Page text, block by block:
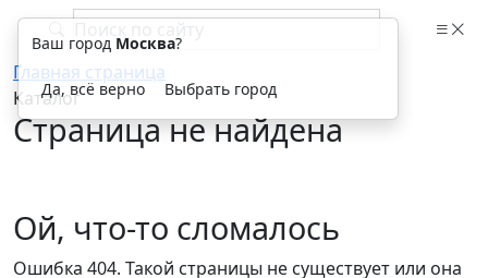
Главная страница
Каталог
Страница не найдена
Ой, что-то сломалось
Ошибка 404. Такой страницы не существует или она
Ваш город Москва?
Да, всё верно Выбрать город